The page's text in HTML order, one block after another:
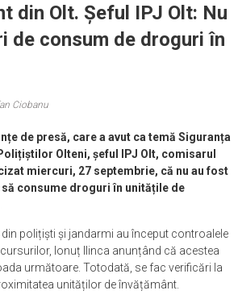
din Olt. Șeful IPJ Olt: Nu
de consum de droguri în
Ciobanu
de presă, care a avut ca temă Siguranța
Olteni, șeful IPJ Olt, comisarul
miercuri, 27 septembrie, că nu au fost
consume droguri în unitățile de
polițiști și jandarmi au început controalele
Ionuț Ilinca anunțând că acestea
următoare. Totodată, se fac verificări la
unităților de învățământ.